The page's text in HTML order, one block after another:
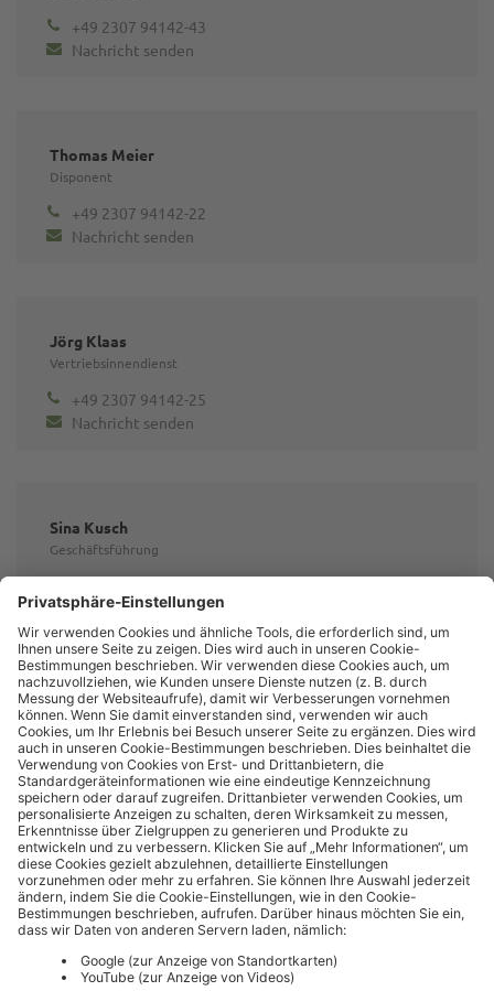
+49 2307 94142-43
Nachricht senden
Thomas Meier
Disponent
+49 2307 94142-22
Nachricht senden
Jörg Klaas
Vertriebsinnendienst
+49 2307 94142-25
Nachricht senden
Sina Kusch
Geschäftsführung
Nachricht senden
Tim Ziegenbein
Geschäftsführung
+49 160 92073264
Nachricht senden
UMWELTKONTOR BERGKAMEN GMBH